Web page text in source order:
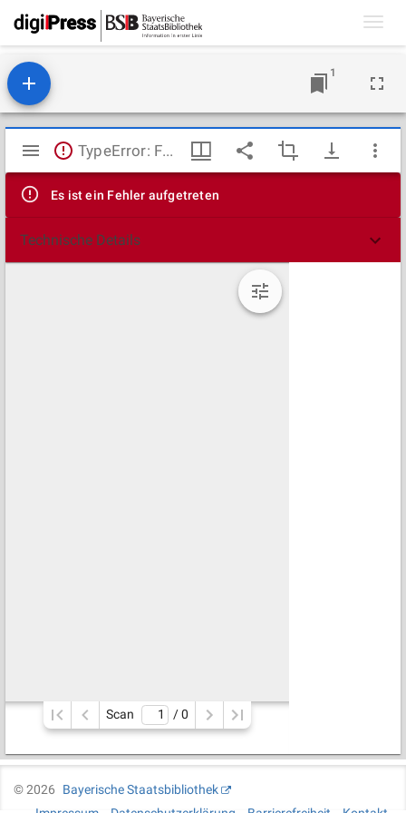
1
Mirador
Viewer
TypeError: Failed to fetch
Es ist ein Fehler aufgetreten
Technische Details
Scan / 0
©2026
Bayerische Staatsbibliothek